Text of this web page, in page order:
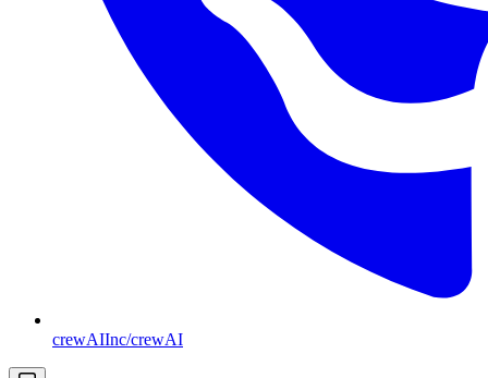
crewAIInc/crewAI